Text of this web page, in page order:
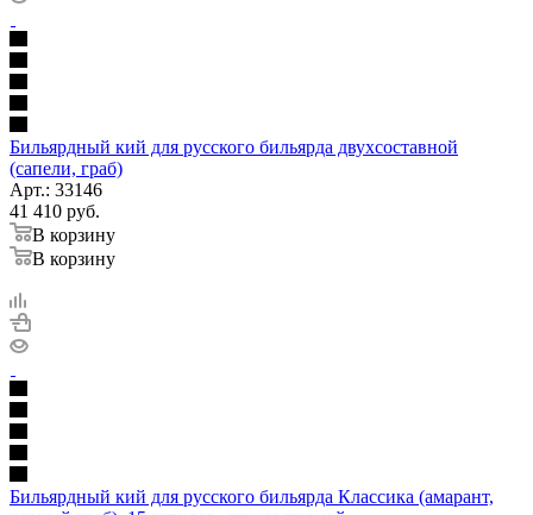
Бильярдный кий для русского бильярда двухсоставной
(сапели, граб)
Арт.: 33146
41 410 руб.
В корзину
В корзину
Бильярдный кий для русского бильярда Классика (амарант,